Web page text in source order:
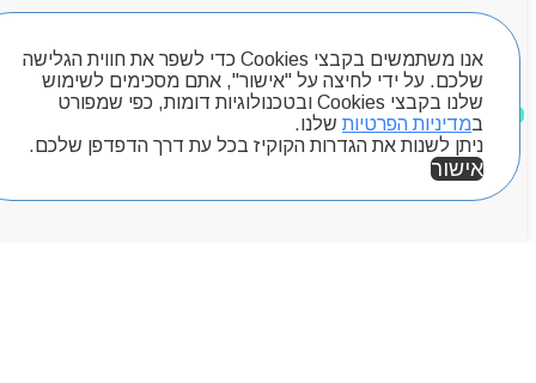
אנו משתמשים בקבצי Cookies כדי לשפר את חווית הגלישה
שלכם. על ידי לחיצה על "אישור", אתם מסכימים לשימוש
שלנו בקבצי Cookies ובטכנולוגיות דומות, כפי שמפורט
במדיניות הפרטיות שלנו.
ניתן לשנות את הגדרות הקוקיז בכל עת דרך הדפדפן שלכם.
אישור
חיפוש מוצרים
מוצרים שאהבתי
Byou